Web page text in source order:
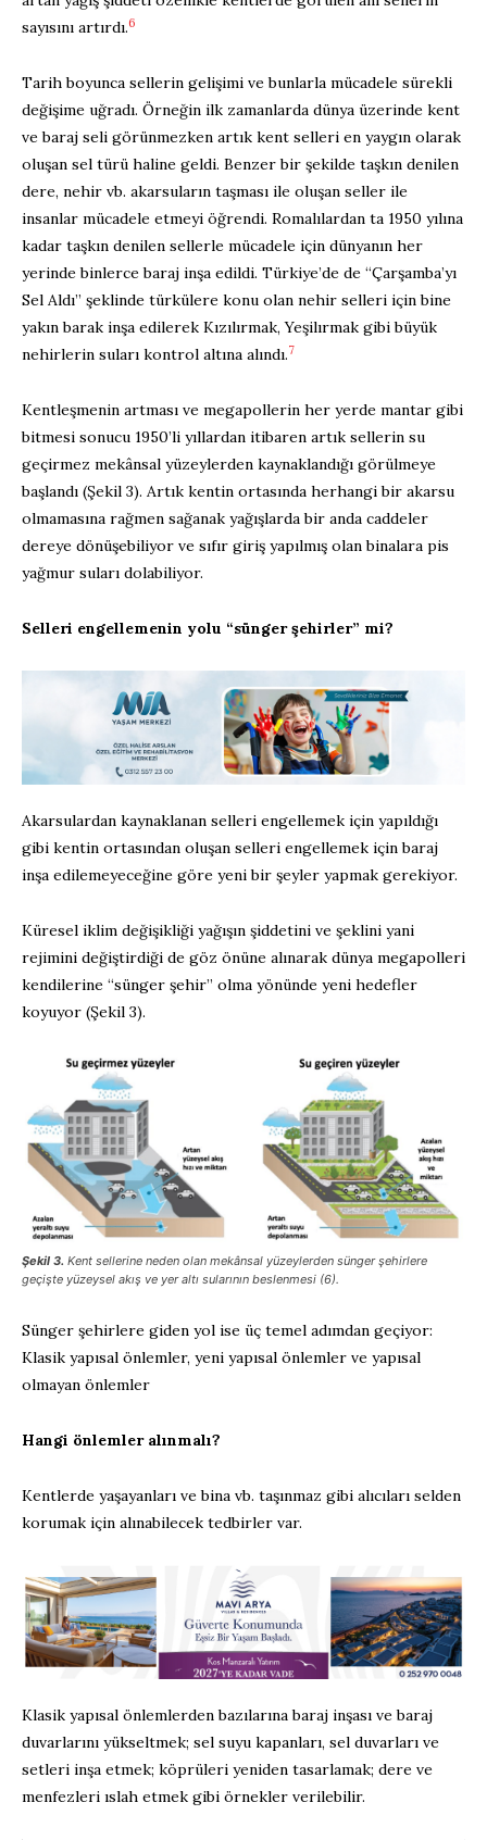
sayısını artırdı.6
Tarih boyunca sellerin gelişimi ve bunlarla mücadele sürekli
değişime uğradı. Örneğin ilk zamanlarda dünya üzerinde kent
ve baraj seli görünmezken artık kent selleri en yaygın olarak
oluşan sel türü haline geldi. Benzer bir şekilde taşkın denilen
dere, nehir vb. akarsuların taşması ile oluşan seller ile
insanlar mücadele etmeyi öğrendi. Romalılardan ta 1950 yılına
kadar taşkın denilen sellerle mücadele için dünyanın her
yerinde binlerce baraj inşa edildi. Türkiye’de de “Çarşamba’yı
Sel Aldı” şeklinde türkülere konu olan nehir selleri için bine
yakın barak inşa edilerek Kızılırmak, Yeşilırmak gibi büyük
nehirlerin suları kontrol altına alındı.7
Kentleşmenin artması ve megapollerin her yerde mantar gibi
bitmesi sonucu 1950’li yıllardan itibaren artık sellerin su
geçirmez mekânsal yüzeylerden kaynaklandığı görülmeye
başlandı (Şekil 3). Artık kentin ortasında herhangi bir akarsu
olmamasına rağmen sağanak yağışlarda bir anda caddeler
dereye dönüşebiliyor ve sıfır giriş yapılmış olan binalara pis
yağmur suları dolabiliyor.
Selleri engellemenin yolu “sünger şehirler” mi?
Akarsulardan kaynaklanan selleri engellemek için yapıldığı
gibi kentin ortasından oluşan selleri engellemek için baraj
inşa edilemeyeceğine göre yeni bir şeyler yapmak gerekiyor.
Küresel iklim değişikliği yağışın şiddetini ve şeklini yani
rejimini değiştirdiği de göz önüne alınarak dünya megapolleri
kendilerine “sünger şehir” olma yönünde yeni hedefler
koyuyor (Şekil 3).
Şekil 3. Kent sellerine neden olan mekânsal yüzeylerden sünger şehirlere
geçişte yüzeysel akış ve yer altı sularının beslenmesi (6).
Sünger şehirlere giden yol ise üç temel adımdan geçiyor:
Klasik yapısal önlemler, yeni yapısal önlemler ve yapısal
olmayan önlemler
Hangi önlemler alınmalı?
Kentlerde yaşayanları ve bina vb. taşınmaz gibi alıcıları selden
korumak için alınabilecek tedbirler var.
Klasik yapısal önlemlerden bazılarına baraj inşası ve baraj
duvarlarını yükseltmek; sel suyu kapanları, sel duvarları ve
setleri inşa etmek; köprüleri yeniden tasarlamak; dere ve
menfezleri ıslah etmek gibi örnekler verilebilir.